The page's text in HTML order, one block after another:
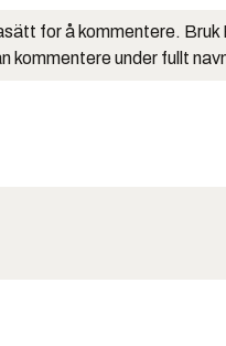
for å kommentere.
kommentere under fullt